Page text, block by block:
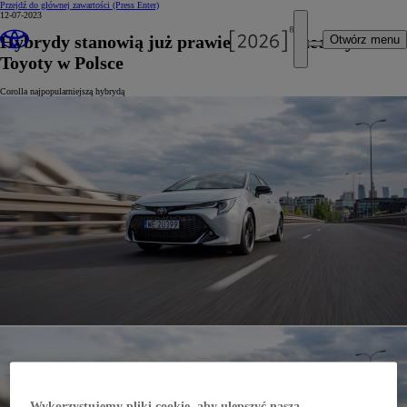
Przejdź do głównej zawartości (Press Enter)
Otwórz menu
12-07-2023
Hybrydy stanowią już prawie 80% sprzedaży
Toyoty w Polsce
Corolla najpopularniejszą hybrydą